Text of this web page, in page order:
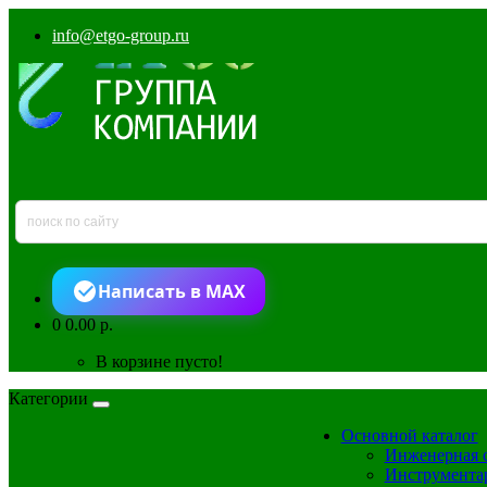
info@etgo-group.ru
Написать в MAX
00.00 р.
В корзине пусто!
Категории
Основной каталог
Инженерная